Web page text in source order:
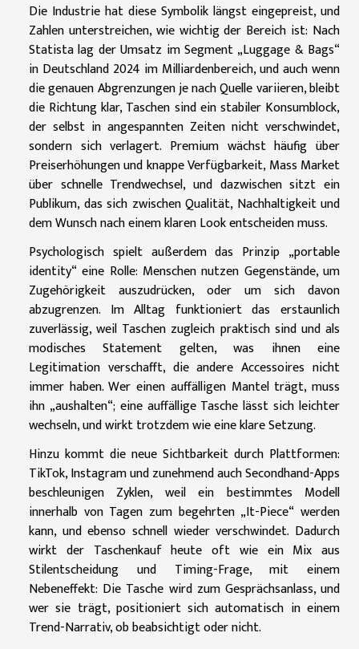
Die Industrie hat diese Symbolik längst eingepreist, und
Zahlen unterstreichen, wie wichtig der Bereich ist: Nach
Statista lag der Umsatz im Segment „Luggage & Bags“
in Deutschland 2024 im Milliardenbereich, und auch wenn
die genauen Abgrenzungen je nach Quelle variieren, bleibt
die Richtung klar, Taschen sind ein stabiler Konsumblock,
der selbst in angespannten Zeiten nicht verschwindet,
sondern sich verlagert. Premium wächst häufig über
Preiserhöhungen und knappe Verfügbarkeit, Mass Market
über schnelle Trendwechsel, und dazwischen sitzt ein
Publikum, das sich zwischen Qualität, Nachhaltigkeit und
dem Wunsch nach einem klaren Look entscheiden muss.
Psychologisch spielt außerdem das Prinzip „portable
identity“ eine Rolle: Menschen nutzen Gegenstände, um
Zugehörigkeit auszudrücken, oder um sich davon
abzugrenzen. Im Alltag funktioniert das erstaunlich
zuverlässig, weil Taschen zugleich praktisch sind und als
modisches Statement gelten, was ihnen eine
Legitimation verschafft, die andere Accessoires nicht
immer haben. Wer einen auffälligen Mantel trägt, muss
ihn „aushalten“; eine auffällige Tasche lässt sich leichter
wechseln, und wirkt trotzdem wie eine klare Setzung.
Hinzu kommt die neue Sichtbarkeit durch Plattformen:
TikTok, Instagram und zunehmend auch Secondhand-Apps
beschleunigen Zyklen, weil ein bestimmtes Modell
innerhalb von Tagen zum begehrten „It-Piece“ werden
kann, und ebenso schnell wieder verschwindet. Dadurch
wirkt der Taschenkauf heute oft wie ein Mix aus
Stilentscheidung und Timing-Frage, mit einem
Nebeneffekt: Die Tasche wird zum Gesprächsanlass, und
wer sie trägt, positioniert sich automatisch in einem
Trend-Narrativ, ob beabsichtigt oder nicht.